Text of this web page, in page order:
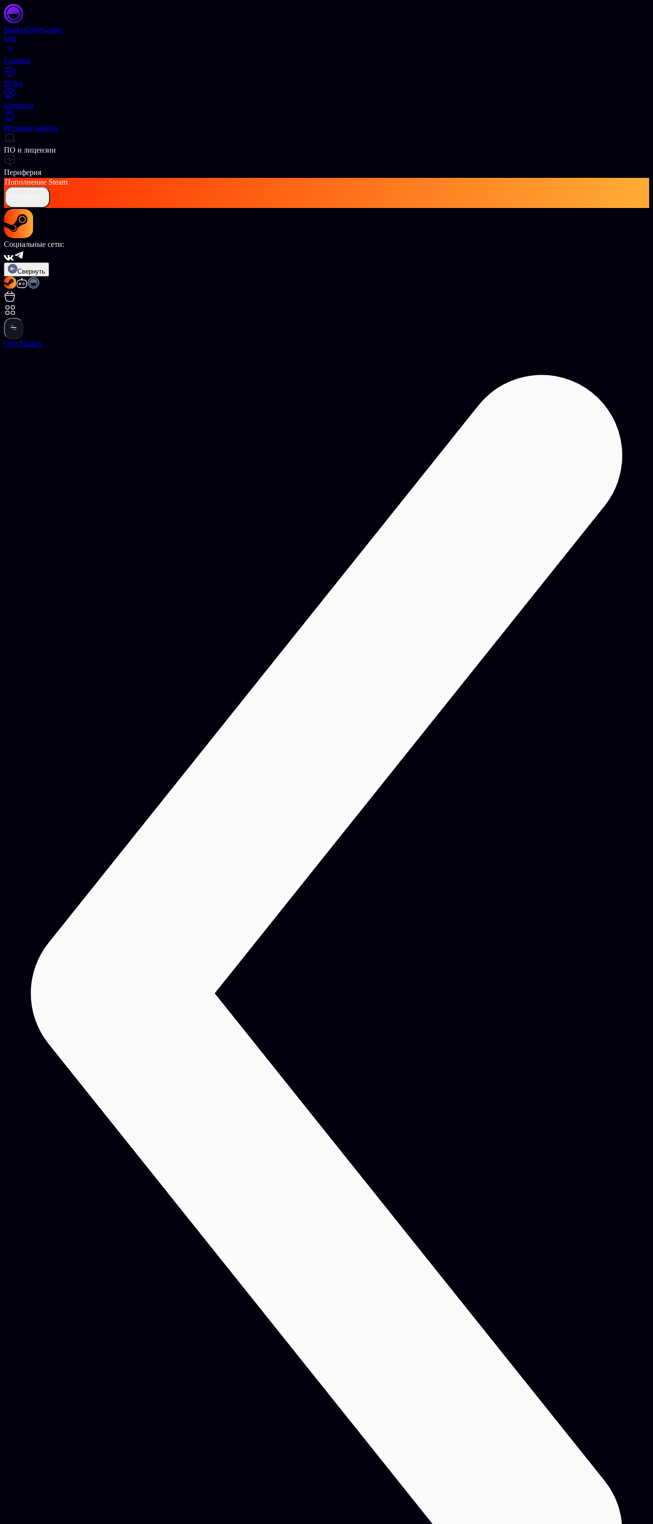
MarketOnlyGames
beta
Главная
Игры
Сервисы
Игровая валюта
ПО и лицензии
Периферия
Пополнение Steam
Социальные сети:
Свернуть
OnlyMarket